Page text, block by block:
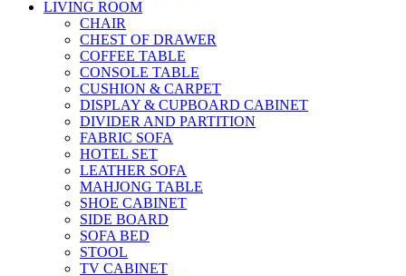
LIVING ROOM
CHAIR
CHEST OF DRAWER
COFFEE TABLE
CONSOLE TABLE
CUSHION & CARPET
DISPLAY & CUPBOARD CABINET
DIVIDER AND PARTITION
FABRIC SOFA
HOTEL SET
LEATHER SOFA
MAHJONG TABLE
SHOE CABINET
SIDE BOARD
SOFA BED
STOOL
TV CABINET